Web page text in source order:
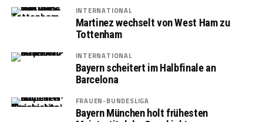
INTERNATIONAL
Martinez wechselt von West Ham zu
Tottenham
INTERNATIONAL
Bayern scheitert im Halbfinale an
Barcelona
FRAUEN-BUNDESLIGA
Bayern München holt frühesten